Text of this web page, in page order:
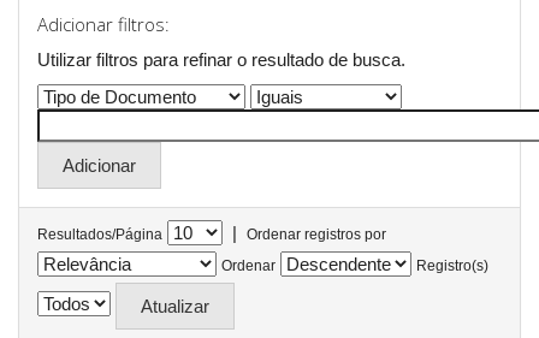
Adicionar filtros:
Utilizar filtros para refinar o resultado de busca.
Resultados/Página |
Ordenar registros por
Ordenar
Registro(s)